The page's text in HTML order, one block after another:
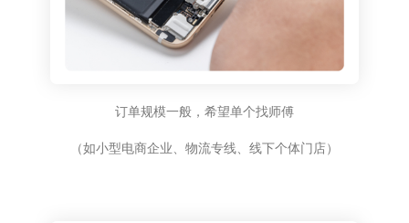
订单规模一般，希望单个找师傅
（如小型电商企业、物流专线、线下个体门店）